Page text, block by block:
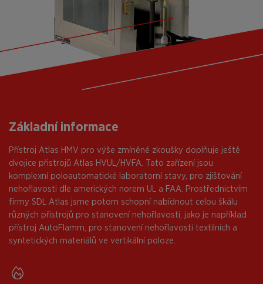
Základní informace
Přístroj Atlas HMV pro výše zmíněné zkoušky doplňuje ještě
dvojice přistrojů Atlas HVUL/HVFA. Tato zařízení jsou
komplexní poloautomatické laboratorní stavy, pro zjišťování
nehořlavosti dle amerických norem UL a FAA. Prostřednictvím
firmy SDL Atlas jsme potom schopní nabídnout celou škálu
různých přístrojů pro stanovení nehořlavosti, jako je například
přístroj AutoFlamm, pro stanovení nehořlavosti textilních a
syntetických materiálů ve vertikální poloze.